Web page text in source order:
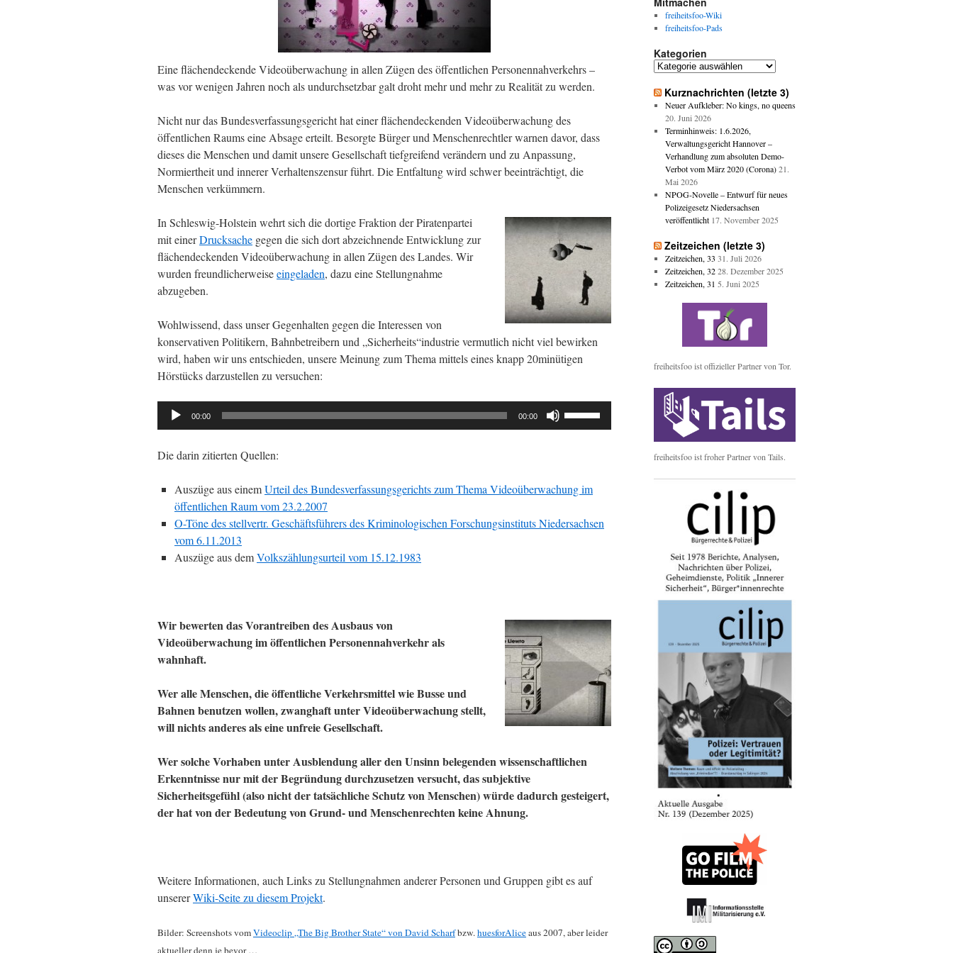
Eine flächendeckende Videoüberwachung in allen Zügen des öffentlichen Personennahverkehrs –
was vor wenigen Jahren noch als undurchsetzbar galt droht mehr und mehr zu Realität zu werden.
Nicht nur das Bundesverfassungsgericht hat einer flächendeckenden Videoüberwachung des
öffentlichen Raums eine Absage erteilt. Besorgte Bürger und Menschenrechtler warnen davor, dass
dieses die Menschen und damit unsere Gesellschaft tiefgreifend verändern und zu Anpassung,
Normiertheit und innerer Verhaltenszensur führt. Die Entfaltung wird schwer beeinträchtigt, die
Menschen verkümmern.
In Schleswig-Holstein wehrt sich die dortige Fraktion der Piratenpartei
mit einerDrucksache gegen die sich dort abzeichnende Entwicklung zur
flächendeckenden Videoüberwachung in allen Zügen des Landes. Wir
wurden freundlicherweiseeingeladen, dazu eine Stellungnahme
abzugeben.
Wohlwissend, dass unser Gegenhalten gegen die Interessen von
konservativen Politikern, Bahnbetreibern und „Sicherheits“industrie vermutlich nicht viel bewirken
wird, haben wir uns entschieden, unsere Meinung zum Thema mittels eines knapp 20minütigen
Hörstücks darzustellen zu versuchen:
Audio-
00:00 00:00
Lautstärke
regeln.
Die darin zitierten Quellen:
Auszüge aus einemUrteil des Bundesverfassungsgerichts zum Thema Videoüberwachung im
öffentlichen Raum vom 23.2.2007
O-Töne des stellvertr. Geschäftsführers des Kriminologischen Forschungsinstituts Niedersachsen
vom 6.11.2013
Auszüge aus demVolkszählungsurteil vom 15.12.1983
Wir bewerten das Vorantreiben des Ausbaus von
Videoüberwachung im öffentlichen Personennahverkehr als
wahnhaft.
Wer alle Menschen, die öffentliche Verkehrsmittel wie Busse und
Bahnen benutzen wollen, zwanghaft unter Videoüberwachung stellt,
will nichts anderes als eine unfreie Gesellschaft.
Wer solche Vorhaben unter Ausblendung aller den Unsinn belegenden wissenschaftlichen
Erkenntnisse nur mit der Begründung durchzusetzen versucht, das subjektive
Sicherheitsgefühl (also nicht der tatsächliche Schutz von Menschen) würde dadurch gesteigert,
der hat von der Bedeutung von Grund- und Menschenrechten keine Ahnung.
Weitere Informationen, auch Links zu Stellungnahmen anderer Personen und Gruppen gibt es auf
unsererWiki-Seite zu diesem Projekt.
Bilder: Screenshots vomVideoclip „The Big Brother State“ von David Scharfbzw.huesforAliceaus 2007, aber leider
aktueller denn je bevor …
freiheitsfoo-Wiki
freiheitsfoo-Pads
Kategorien
Kategorien
Kurznachrichten (letzte 3)
Neuer Aufkleber: No kings, no queens
20. Juni 2026
Terminhinweis: 1.6.2026,
Verwaltungsgericht Hannover –
Verhandlung zum absoluten Demo-
Verbot vom März 2020 (Corona) 21.
Mai 2026
NPOG-Novelle – Entwurf für neues
Polizeigesetz Niedersachsen
veröffentlicht 17. November 2025
Zeitzeichen (letzte 3)
Zeitzeichen, 33 31. Juli 2026
Zeitzeichen, 32 28. Dezember 2025
Zeitzeichen, 31 5. Juni 2025
freiheitsfoo ist offizieller Partner von Tor.
freiheitsfoo ist froher Partner von Tails.